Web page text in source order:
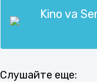
Kino va
Слушайте еще: